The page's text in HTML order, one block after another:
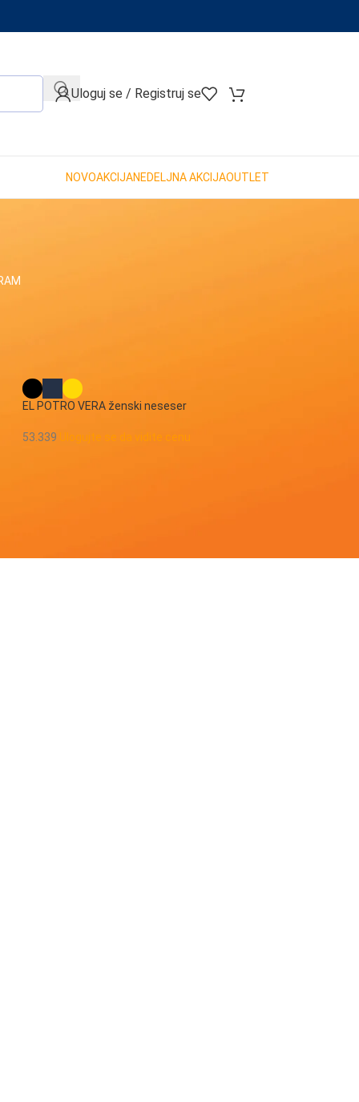
When autocomplete results are available use up and down
Uloguj se / Registruj se
NOVOAKCIJANEDELJNA AKCIJAOUTLET
EL POTRO VERA ženski neseser
53.339 Ulogujte se da vidite cenu